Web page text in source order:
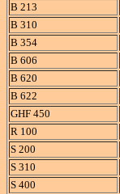
B 213
B 310
B 354
B 606
B 620
B 622
GHF 450
R 100
S 200
S 310
S 400